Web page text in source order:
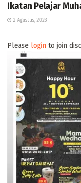
Ikatan Pelajar
2 Agustus, 2023
Please login to join